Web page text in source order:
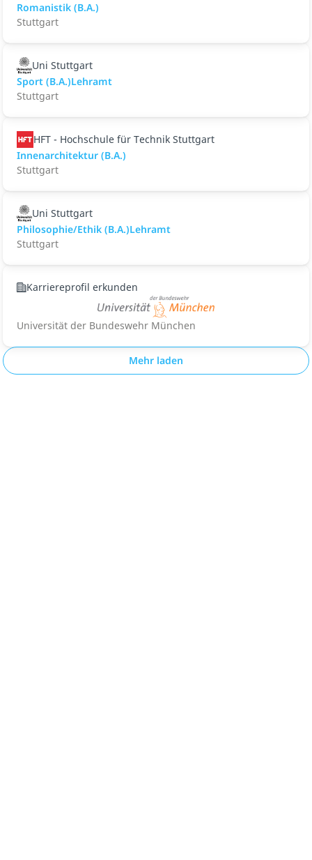
Romanistik (B.A.)
Stuttgart
Uni Stuttgart
Sport (B.A.)Lehramt
Stuttgart
HFT - Hochschule für Technik Stuttgart
Innenarchitektur (B.A.)
Stuttgart
Uni Stuttgart
Philosophie/Ethik (B.A.)Lehramt
Stuttgart
Karriereprofil erkunden
Universität der Bundeswehr München
Mehr laden